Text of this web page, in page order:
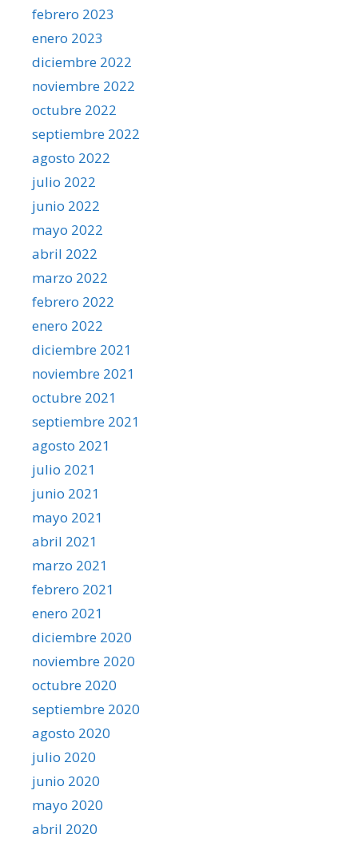
febrero 2023
enero 2023
diciembre 2022
noviembre 2022
octubre 2022
septiembre 2022
agosto 2022
julio 2022
junio 2022
mayo 2022
abril 2022
marzo 2022
febrero 2022
enero 2022
diciembre 2021
noviembre 2021
octubre 2021
septiembre 2021
agosto 2021
julio 2021
junio 2021
mayo 2021
abril 2021
marzo 2021
febrero 2021
enero 2021
diciembre 2020
noviembre 2020
octubre 2020
septiembre 2020
agosto 2020
julio 2020
junio 2020
mayo 2020
abril 2020